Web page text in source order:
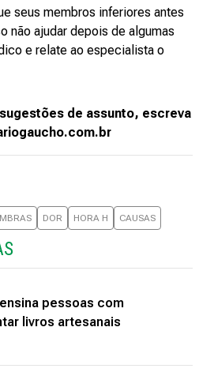
seus membros inferiores antes
não ajudar depois de algumas
e relate ao especialista o
de assunto, escreva
DOR HORA H CAUSAS
pessoas com
livros artesanais